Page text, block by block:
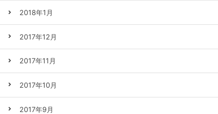
2018年1月
2017年12月
2017年11月
2017年10月
2017年9月